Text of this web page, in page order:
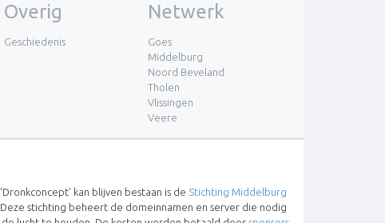
Overig
Geschiedenis
Netwerk
Goes
Middelburg
Noord Beveland
Tholen
Vlissingen
Veere
kan blijven bestaan is de Stichting Middelburg
stichting beheert de domeinnamen en server die nodig